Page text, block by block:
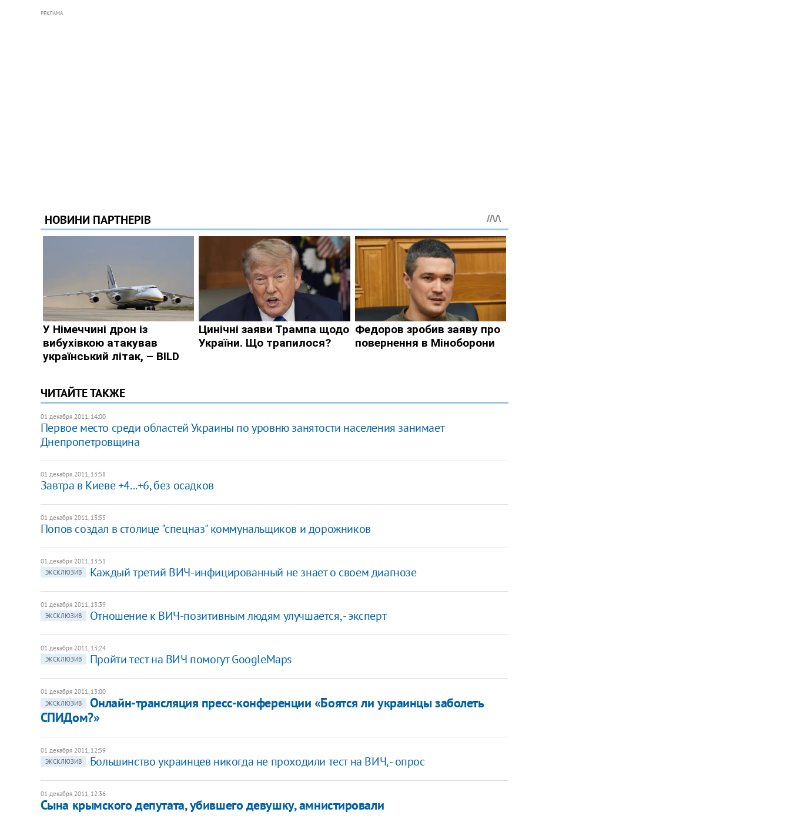
РЕКЛАМА
ЧИТАЙТЕ ТАКЖЕ
01 декабря 2011, 14:00
Первое место среди областей Украины по уровню занятости населения занимает
Днепропетровщина
01 декабря 2011, 13:58
​Завтра в Киеве +4...+6, без осадков
01 декабря 2011, 13:55
Попов создал в столице "спецназ" коммунальщиков и дорожников
01 декабря 2011, 13:51
ЭКСКЛЮЗИВ
Каждый третий ВИЧ-инфицированный не знает о своем диагнозе
01 декабря 2011, 13:39
ЭКСКЛЮЗИВ
Отношение к ВИЧ-позитивным людям улучшается, - эксперт
01 декабря 2011, 13:24
ЭКСКЛЮЗИВ
Пройти тест на ВИЧ помогут GoogleMaps
01 декабря 2011, 13:00
ЭКСКЛЮЗИВ
Онлайн-трансляция пресс-конференции «Боятся ли украинцы заболеть
СПИДом?»
01 декабря 2011, 12:59
ЭКСКЛЮЗИВ
Большинство украинцев никогда не проходили тест на ВИЧ, - опрос
01 декабря 2011, 12:36
​Сына крымского депутата, убившего девушку, амнистировали